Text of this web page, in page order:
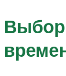
Выбор